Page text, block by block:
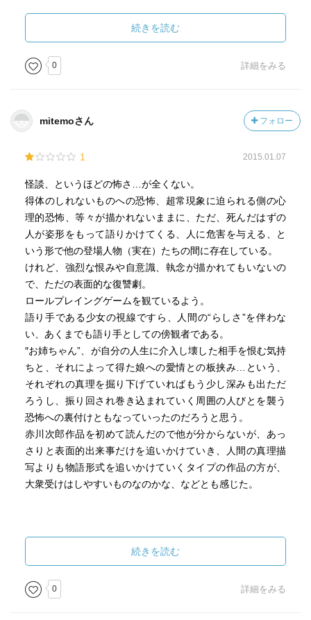
続きを読む
0 詳細をみる
mitemoさん フォロー
1 2015.01.07
怪談、というほどの怖さ…が全くない。
得体のしれないものへの恐怖、超常現象に迫られる側の心
理的恐怖、等々が描かれないままに、ただ、死んだはずの
人が姿形をもって語りかけてくる、人に危害を与える、と
いう形で他の登場人物（実在）たちの間に存在している。
けれど、強烈な恨みや自意識、執念が描かれてもいないの
で、ただの表面的な復讐劇。
ロールプレイングゲームを観ているよう。
語り手である少女の視線ですら、人間の“らしさ”を伴わな
い、あくまでも語り手としての傍観者である。
″お姉ちゃん”、が自分の人生に介入し壊した相手を恨む気持
ちと、それによって得た娘への愛情との板挟み…という、
それぞれの真理を掘り下げていればもう少し深みも出ただ
ろうし、振り回され巻き込まれていく周囲の人びとを襲う
恐怖への裏付けともなっていったのだろうと思う。
赤川次郎作品を初めて読んだので他が分からないが、あっ
さりと表面的出来事だけを追いかけていき、人間の真理描
写よりも物語形式を追いかけていくタイプの作品の方が、
大衆受けはしやすいものなのかな、などとも感じた。
続きを読む
0 詳細をみる